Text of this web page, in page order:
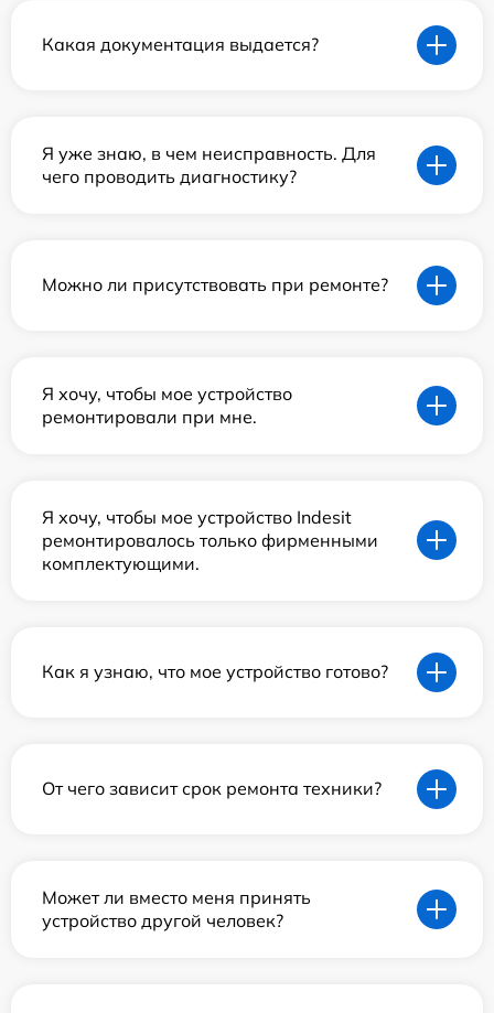
Какая документация выдается?
Я уже знаю, в чем неисправность. Для
чего проводить диагностику?
Можно ли присутствовать при ремонте?
Я хочу, чтобы мое устройство
ремонтировали при мне.
Я хочу, чтобы мое устройство Indesit
ремонтировалось только фирменными
комплектующими.
Как я узнаю, что мое устройство готово?
От чего зависит срок ремонта техники?
Может ли вместо меня принять
устройство другой человек?